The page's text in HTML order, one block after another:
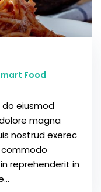
Food
eiusmod
magna
nostrud exerec
commodo
reprehenderit in